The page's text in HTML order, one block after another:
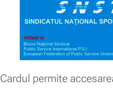
Cardul permite